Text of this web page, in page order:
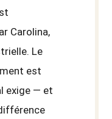
Carolina,
Le
est
exige — et